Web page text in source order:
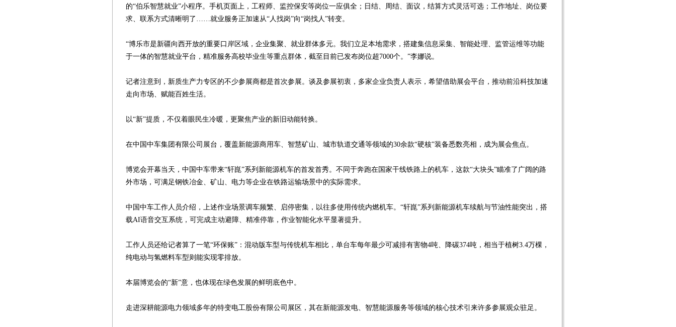
的“伯乐智慧就业”小程序。手机页面上，工程师、监控保安等岗位一应俱全；日结、周结、面议，结算方式灵活可选；工作地址、岗位要
求、联系方式清晰明了……就业服务正加速从“人找岗”向“岗找人”转变。
“博乐市是新疆向西开放的重要口岸区域，企业集聚、就业群体多元。我们立足本地需求，搭建集信息采集、智能处理、监管运维等功能
于一体的智慧就业平台，精准服务高校毕业生等重点群体，截至目前已发布岗位超7000个。”李娜说。
记者注意到，新质生产力专区的不少参展商都是首次参展。谈及参展初衷，多家企业负责人表示，希望借助展会平台，推动前沿科技加速
走向市场、赋能百姓生活。
以“新”提质，不仅着眼民生冷暖，更聚焦产业的新旧动能转换。
在中国中车集团有限公司展台，覆盖新能源商用车、智慧矿山、城市轨道交通等领域的30余款“硬核”装备悉数亮相，成为展会焦点。
博览会开幕当天，中国中车带来“轩崑”系列新能源机车的首发首秀。不同于奔跑在国家干线铁路上的机车，这款“大块头”瞄准了广阔的路
外市场，可满足钢铁冶金、矿山、电力等企业在铁路运输场景中的实际需求。
中国中车工作人员介绍，上述作业场景调车频繁、启停密集，以往多使用传统内燃机车。“轩崑”系列新能源机车续航与节油性能突出，搭
载AI语音交互系统，可完成主动避障、精准停靠，作业智能化水平显著提升。
工作人员还给记者算了一笔“环保账”：混动版车型与传统机车相比，单台车每年最少可减排有害物4吨、降碳374吨，相当于植树3.4万棵，
纯电动与氢燃料车型则能实现零排放。
本届博览会的“新”意，也体现在绿色发展的鲜明底色中。
走进深耕能源电力领域多年的特变电工股份有限公司展区，其在新能源发电、智慧能源服务等领域的核心技术引来许多参展观众驻足。